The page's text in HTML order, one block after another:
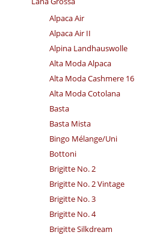
Alpaca Air
Alpaca Air II
Alpina Landhauswolle
Alta Moda Alpaca
Alta Moda Cashmere 16
Alta Moda Cotolana
Basta
Basta Mista
Bingo Mélange/​Uni
Bottoni
Brigitte No. 2
Brigitte No. 2 Vintage
Brigitte No. 3
Brigitte No. 4
Brigitte Silkdream